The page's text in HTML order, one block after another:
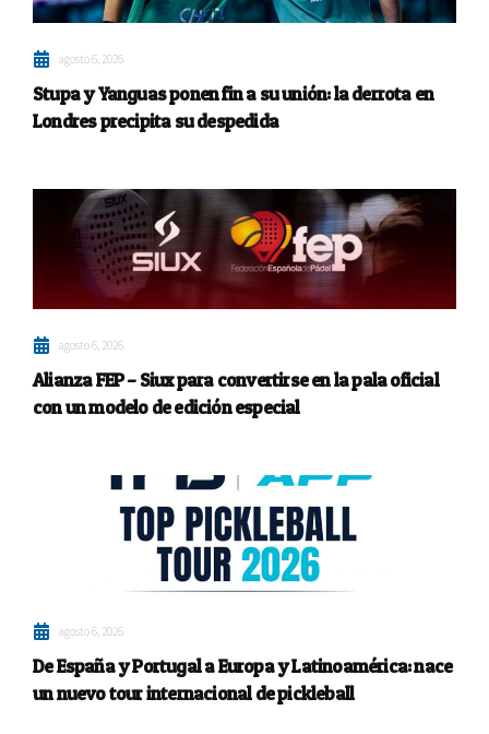
agosto 6, 2026
Stupa y Yanguas ponen fin a su unión: la derrota en
Londres precipita su despedida
agosto 6, 2026
Alianza FEP – Siux para convertirse en la pala oficial
con un modelo de edición especial
agosto 6, 2026
De España y Portugal a Europa y Latinoamérica: nace
un nuevo tour internacional de pickleball